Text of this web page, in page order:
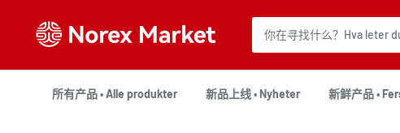
容
NorexMarket
所有产品 • Alle produkter 新品上线 • Nyheter 新鲜产品 •